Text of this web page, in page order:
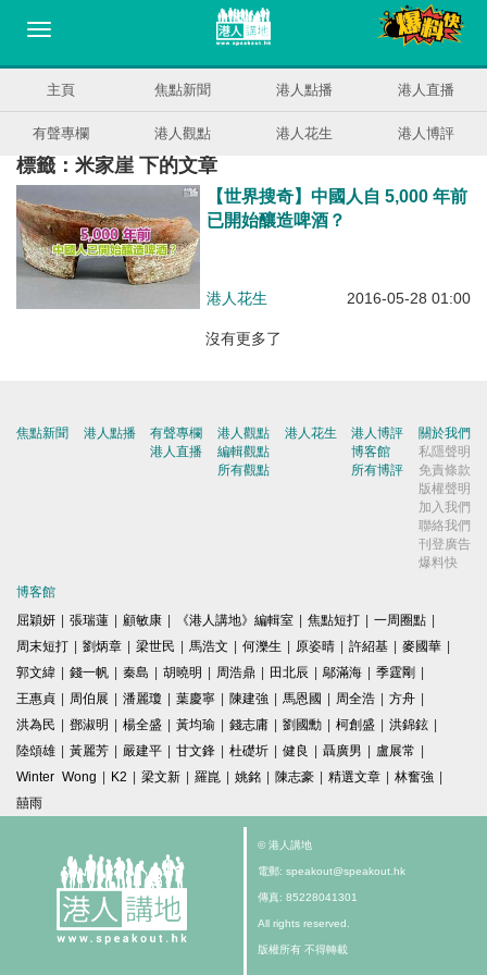
主頁 焦點新聞 港人點播 港人直播
有聲專欄 港人觀點 港人花生 港人博評
標籤：米家崖 下的文章
【世界搜奇】中國人自 5,000 年前
已開始釀造啤酒？
港人花生 2016-05-28 01:00
沒有更多了
焦點新聞 港人點播
有聲專欄
港人直播
港人觀點
編輯觀點
所有觀點
港人花生
港人博評
博客館
所有博評
關於我們
私隱聲明
免責條款
版權聲明
加入我們
聯絡我們
刊登廣告
爆料快
博客館
屈穎妍 | 張瑞蓮 | 顧敏康 | 《港人講地》編輯室 | 焦點短打 | 一周圈點 |
周末短打 | 劉炳章 | 梁世民 | 馬浩文 | 何濼生 | 原姿晴 | 許紹基 | 麥國華 |
郭文緯 | 錢一帆 | 秦島 | 胡曉明 | 周浩鼎 | 田北辰 | 鄔滿海 | 季霆剛 |
王惠貞 | 周伯展 | 潘麗瓊 | 葉慶寧 | 陳建強 | 馬恩國 | 周全浩 | 方舟 |
洪為民 | 鄧淑明 | 楊全盛 | 黃均瑜 | 錢志庸 | 劉國勳 | 柯創盛 | 洪錦鉉 |
陸頌雄 | 黃麗芳 | 嚴建平 | 甘文鋒 | 杜礎圻 | 健良 | 聶廣男 | 盧展常 |
Winter Wong | K2 | 梁文新 | 羅崑 | 姚銘 | 陳志豪 | 精選文章 | 林奮強 |
囍雨
© 港人講地
電郵: speakout@speakout.hk
傳真: 85228041301
All rights reserved.
版權所有 不得轉載